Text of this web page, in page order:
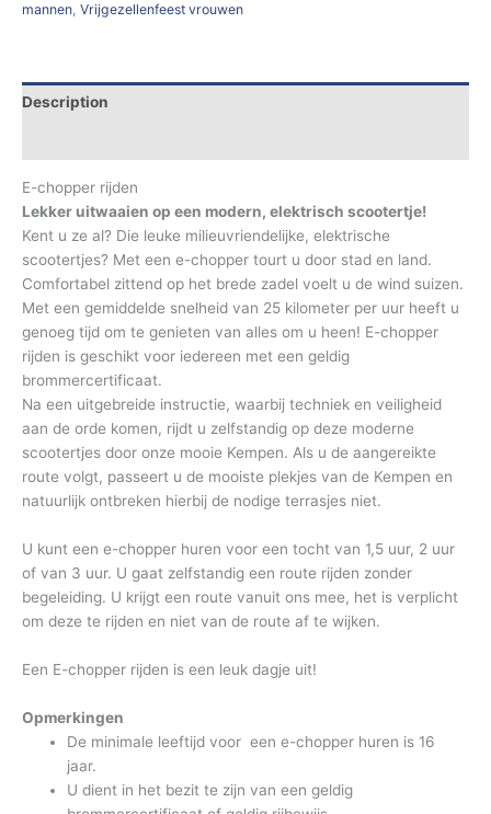
mannen, Vrijgezellenfeest vrouwen
Description
E-chopper rijden
Lekker uitwaaien op een modern, elektrisch scootertje!
Kent u ze al? Die leuke milieuvriendelijke, elektrische
scootertjes? Met een e-chopper tourt u door stad en land.
Comfortabel zittend op het brede zadel voelt u de wind suizen.
Met een gemiddelde snelheid van 25 kilometer per uur heeft u
genoeg tijd om te genieten van alles om u heen! E-chopper
rijden is geschikt voor iedereen met een geldig
brommercertificaat.
Na een uitgebreide instructie, waarbij techniek en veiligheid
aan de orde komen, rijdt u zelfstandig op deze moderne
scootertjes door onze mooie Kempen. Als u de aangereikte
route volgt, passeert u de mooiste plekjes van de Kempen en
natuurlijk ontbreken hierbij de nodige terrasjes niet.
U kunt een e-chopper huren voor een tocht van 1,5 uur, 2 uur
of van 3 uur. U gaat zelfstandig een route rijden zonder
begeleiding. U krijgt een route vanuit ons mee, het is verplicht
om deze te rijden en niet van de route af te wijken.
Een E-chopper rijden is een leuk dagje uit!
Opmerkingen
De minimale leeftijd voor een e-chopper huren is 16
jaar.
U dient in het bezit te zijn van een geldig